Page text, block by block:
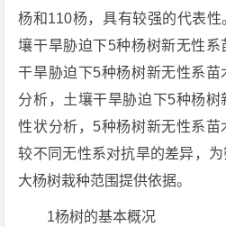
杨和110杨，具有较强的代表
壤干旱胁迫下5种杨树新无性
干旱胁迫下5种杨树新无性系
分析，土壤干旱胁迫下5种杨
性状分析，5种杨树新无性系
较不同无性系对抗旱的差异，
大杨树栽种范围提供依据。
1杨树的基本概况